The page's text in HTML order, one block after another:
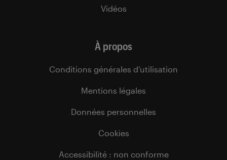
Vidéos
À propos
Conditions générales d’utilisation
Mentions légales
Données personnelles
Cookies
Accessibilité : non conforme